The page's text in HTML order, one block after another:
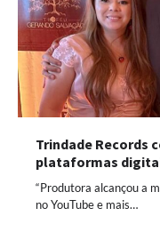
Trindade Records
plataformas
“Produtora alcançou a
no YouTube e mais…